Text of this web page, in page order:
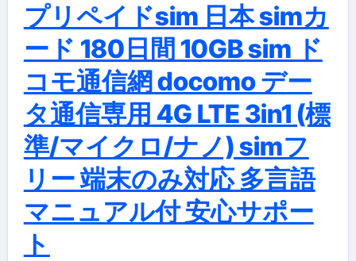
プリペイドsim 日本 simカ
ード 180日間 10GB sim ド
コモ通信網 docomo デー
タ通信専用 4G LTE 3in1 (標
準/マイクロ/ナノ) simフ
リー 端末のみ対応 多言語
マニュアル付 安心サポー
ト